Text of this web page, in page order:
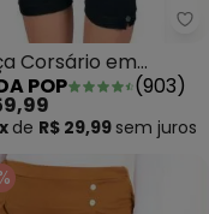
- Calça Jeans
Corsário em
Preta
POP (903)
de R$ 29,99 sem juros